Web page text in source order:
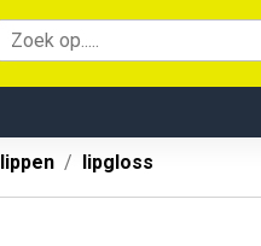
lippen lipgloss